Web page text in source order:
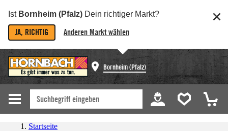
Ist Bornheim (Pfalz) Dein richtiger Markt?
JA, RICHTIG Anderen Markt wählen
Bornheim (Pfalz)
Startseite